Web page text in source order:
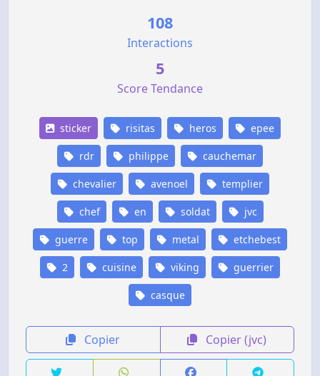
108
Interactions
5
Score Tendance
sticker risitas heros epee
rdr philippe cauchemar
chevalier avenoel templier
chef en soldat jvc
guerre top metal etchebest
2 cuisine viking guerrier
casque
Copier Copier (jvc)